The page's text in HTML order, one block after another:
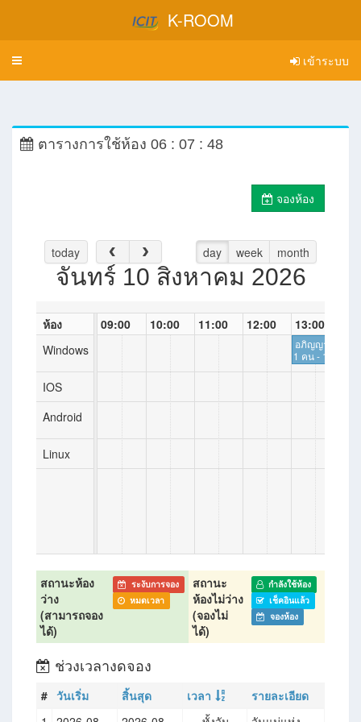
K-ROOM
Toggle
เข้าระบบ
ตารางการใช้ห้อง 06 : 07 : 48
จองห้อง
today day week month
จันทร์ 10 สิงหาคม 2026
ห้อง 09:00 10:00 11:00 12:00 13:00
Windows
IOS
Android
Linux
อภิญญา เลาะไ
1 คน - 12649
สถานะห้อง
ว่าง
(สามารถจอง
ได้)
ระงับการจอง
หมดเวลา
สถานะ
ห้องไม่ว่าง
(จองไม่
ได้)
กำลังใช้ห้อง
เช็คอินแล้ว
จองห้อง
ช่วงเวลางดจอง
# วันเริ่ม สิ้นสุด เวลา
รายละเอียด